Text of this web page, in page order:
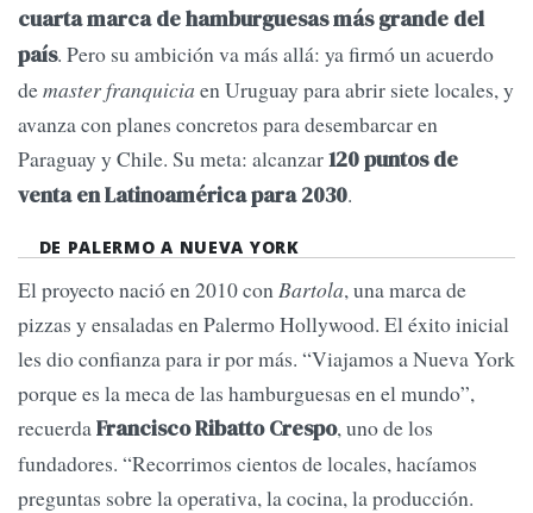
cuarta marca de hamburguesas más grande del
país. Pero su ambición va más allá: ya firmó un acuerdo
demaster franquicia en Uruguay para abrir siete locales, y
avanza con planes concretos para desembarcar en
Paraguay y Chile. Su meta: alcanzar120 puntos de
venta en Latinoamérica para 2030.
DE PALERMO A NUEVA YORK
El proyecto nació en 2010 conBartola, una marca de
pizzas y ensaladas en Palermo Hollywood. El éxito inicial
les dio confianza para ir por más. “Viajamos a Nueva York
porque es la meca de las hamburguesas en el mundo”,
recuerdaFrancisco Ribatto Crespo, uno de los
fundadores. “Recorrimos cientos de locales, hacíamos
preguntas sobre la operativa, la cocina, la producción.